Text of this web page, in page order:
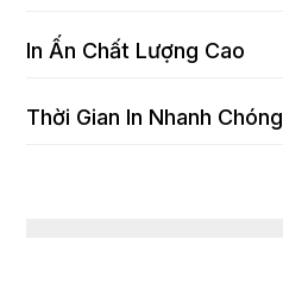
In Ấn Chất Lượng Cao
Thời Gian In Nhanh Chóng